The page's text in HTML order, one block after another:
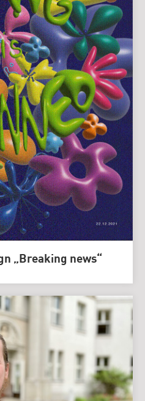
„Breaking news“